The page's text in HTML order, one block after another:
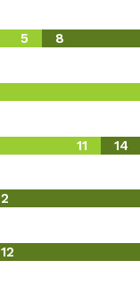
5 8
11 14
2
12